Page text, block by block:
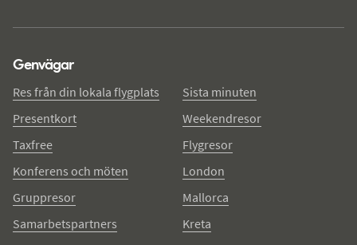
Genvägar
Res från din lokala flygplats
Presentkort
Taxfree
Konferens och möten
Gruppresor
Samarbetspartners
Sista minuten
Weekendresor
Flygresor
London
Mallorca
Kreta